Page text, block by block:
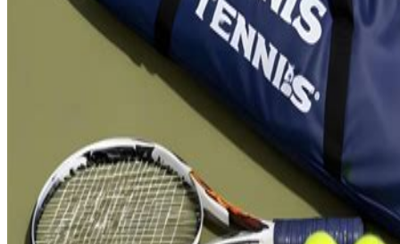
Tommee Tippee
Twistshake
TY Toys
U